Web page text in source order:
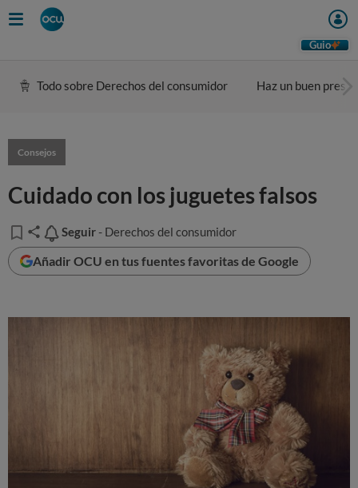
Guio
Todo sobre Derechos del consumidor Haz un buen
Consejos
Cuidado con los juguetes falsos
Seguir
Seguir - Derechos del consumidor
Añadir OCU en tus fuentes favoritas de Google